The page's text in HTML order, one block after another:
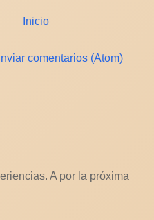
Inicio
comentarios (Atom)
A por la próxima